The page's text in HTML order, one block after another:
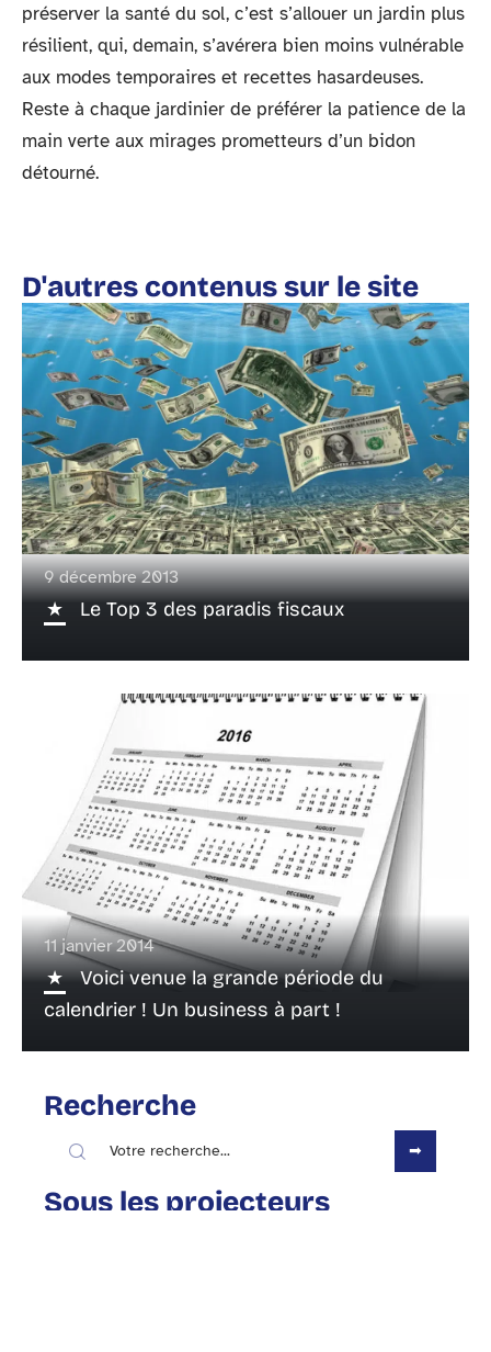
préserver la santé du sol, c’est s’allouer un jardin plus
résilient, qui, demain, s’avérera bien moins vulnérable
aux modes temporaires et recettes hasardeuses.
Reste à chaque jardinier de préférer la patience de la
main verte aux mirages prometteurs d’un bidon
détourné.
D'autres contenus sur le site
9 décembre 2013
Le Top 3 des paradis fiscaux
11 janvier 2014
Voici venue la grande période du
calendrier ! Un business à part !
Recherche
Sous les projecteurs